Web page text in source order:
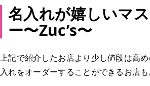
名入れが嬉しいマ
ー〜Zuc’s〜
上記で紹介したお店より少し値段は高
入れをオーダーすることができるお店も